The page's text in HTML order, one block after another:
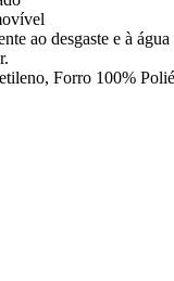
ao desgaste e à água
Forro 100%